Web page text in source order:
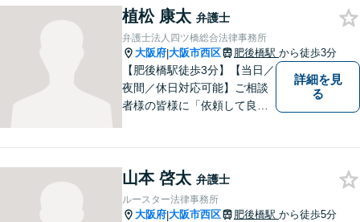
できるよう全力でサポートさ
せていただきます。一度ご相
談ください。
植松 康太 弁護士
弁護士法人四ツ橋総合法律事務所
大阪府|大阪市西区 肥後橋駅 から徒歩3分
【肥後橋駅徒歩3分】【当日／
夜間／休日対応可能】ご相談
者様の皆様に「依頼して良か
離婚／相続／不動産関連／企
業法務など、幅広く対応。ご
相談者様とともに問題を解決
詳細を見
る
山本 啓太 弁護士
ルースター法律事務所
大阪府|大阪市西区 肥後橋駅 から徒歩5分